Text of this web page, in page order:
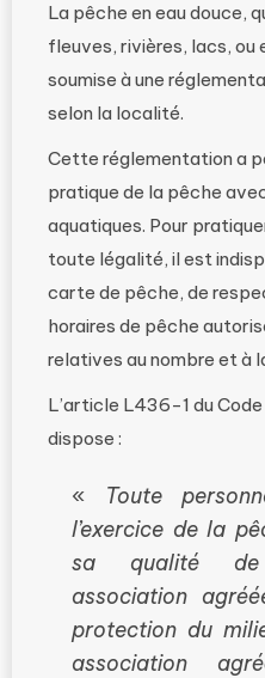
La pêche en eau douce,
fleuves, rivières, lacs, ou
soumise à une
selon la localité.
Cette réglementation a
pratique de la pêche
aquatiques. Pour
toute légalité, il est
carte de pêche, de
horaires de pêche
relatives au nombre et à
L’article L436-1 du Code
dispose :
«
Toute
l’exercice de la
sa qualité de
association
protection du
association